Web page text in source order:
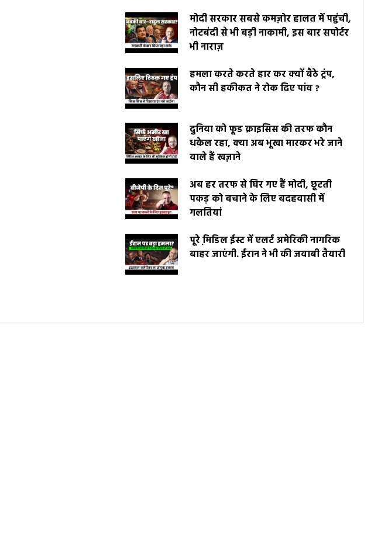
मोदी सरकार सबसे कमज़ोर हालत में पहुंची,
नोटबंदी से भी बड़ी नाकामी, इस बार सपोर्टर
भी नाराज़
हमला करते करते हार कर क्यों बैठे ट्रंप,
कौन सी हकीकत ने रोक दिए पांव ?
दुनिया को फूड क्राइसिस की तरफ कौन
धकेल रहा, क्या अब भूखा मारकर भरे जाने
वाले हैं खज़ाने
अब हर तरफ से घिर गए हैं मोदी, छूटती
पकड़ को बचाने के लिए बदहवासी में
गलतियां
पूरे मि़डिल ईस्ट में एलर्ट अमेरिकी नागरिक
बाहर जाएंगी. ईरान ने भी की जवाबी तैयारी